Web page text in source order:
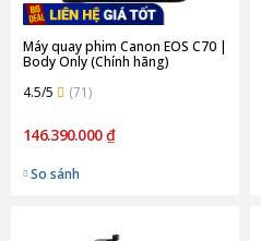
Máy quay phim Canon EOS C70 |
Body Only (Chính hãng)
4.5/5
(71)
146.390.000 ₫
So sánh